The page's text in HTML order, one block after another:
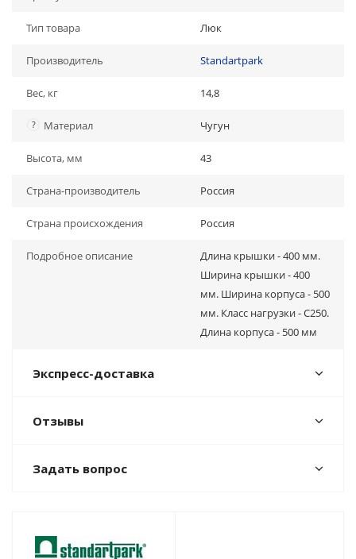
Тип товара Люк
Производитель Standartpark
Вес, кг 14,8
? Материал Чугун
Высота, мм 43
Страна-производитель Россия
Страна происхождения Россия
Подробное описание
Длина крышки - 400 мм.
Ширина крышки - 400
мм. Ширина корпуса - 500
мм. Класс нагрузки - C250.
Длина корпуса - 500 мм
Экспресс-доставка
Отзывы
Задать вопрос